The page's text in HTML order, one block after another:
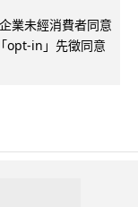
業未經消費者同意
opt-in」先徵同意